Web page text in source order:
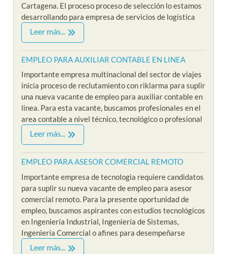
Cartagena. El proceso proceso de selección lo estamos
desarrollando para empresa de servicios de logística
Leer más...
EMPLEO PARA AUXILIAR CONTABLE EN LINEA
Importante empresa multinacional del sector de viajes
inicia proceso de reclutamiento con riklarma para suplir
una nueva vacante de empleo para auxiliar contable en
linea. Para esta vacante, buscamos profesionales en el
area contable a nivel técnico, tecnológico o profesional
Leer más...
EMPLEO PARA ASESOR COMERCIAL REMOTO
Importante empresa de tecnologia requiere candidatos
para suplir su nueva vacante de empleo para asesor
comercial remoto. Para la presente oportunidad de
empleo, buscamos aspirantes con estudios tecnológicos
en Ingeniería Industrial, Ingeniería de Sistemas,
Ingeniería Comercial o afines para desempeñarse
Leer más...